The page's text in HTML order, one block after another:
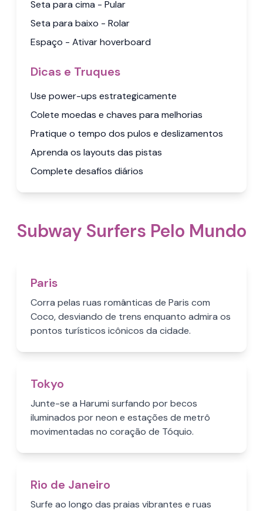
Seta para cima - Pular
Seta para baixo - Rolar
Espaço - Ativar hoverboard
Dicas e Truques
Use power-ups estrategicamente
Colete moedas e chaves para melhorias
Pratique o tempo dos pulos e deslizamentos
Aprenda os layouts das pistas
Complete desafios diários
Subway Surfers Pelo Mundo
Paris
Corra pelas ruas românticas de Paris com
Coco, desviando de trens enquanto admira os
pontos turísticos icônicos da cidade.
Tokyo
Junte-se a Harumi surfando por becos
iluminados por neon e estações de metrô
movimentadas no coração de Tóquio.
Rio de Janeiro
Surfe ao longo das praias vibrantes e ruas